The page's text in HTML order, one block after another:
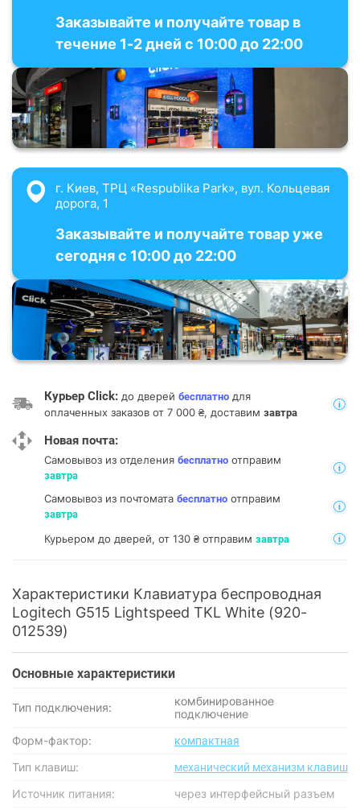
Заказывайте и получайте товар в
течение 1-2 дней с 10:00 до 22:00
г. Киев, ТРЦ «Respublika Park», вул. Кольцевая
дорога, 1
Заказывайте и получайте товар уже
сегодня с 10:00 до 22:00
Курьер Click: до дверей бесплатно для
оплаченных заказов от 7 000 ₴, доставим завтра
Новая почта:
Самовывоз из отделения бесплатно отправим
завтра
Самовывоз из почтомата бесплатно отправим
завтра
Курьером до дверей, от 130 ₴ отправим завтра
Характеристики Клавиатура беспроводная
Logitech G515 Lightspeed TKL White (920-
012539)
Основные характеристики
Тип подключения:
комбинированное
подключение
Форм-фактор:
компактная
Тип клавиш: механический механизм клавиш
Источник питания: через интерфейсный разъем